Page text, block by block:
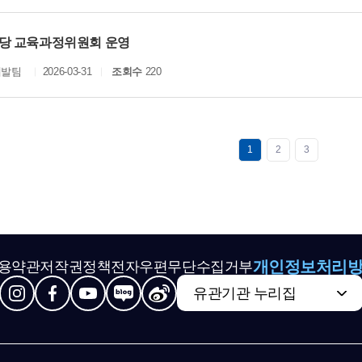
교육과정위원회 운영
팀 2026-03-31 조회수 220
1 2 3
약관저작권정책전자우편무단수집거부개인정보처리
유관기관 누리집